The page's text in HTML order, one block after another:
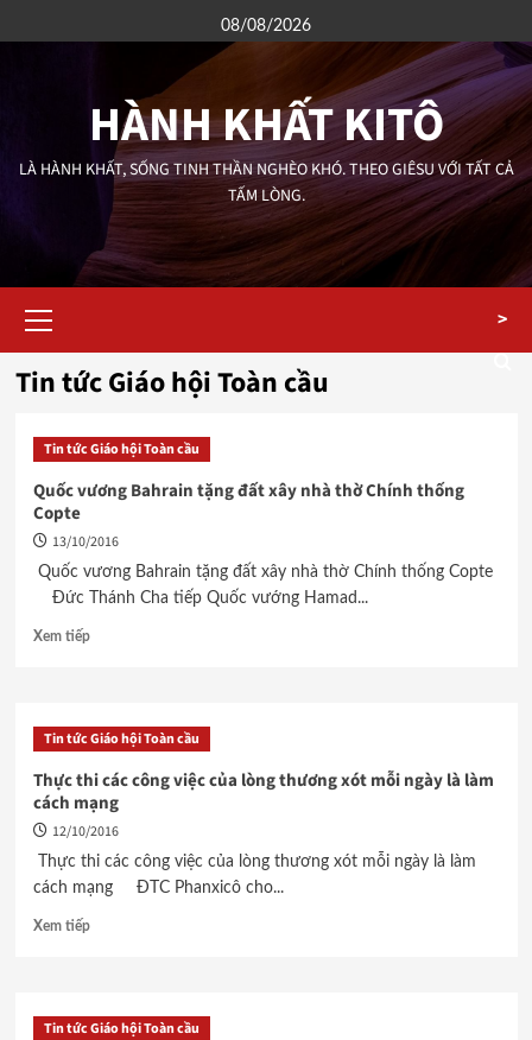
to
08/08/2026
HÀNH KHẤT KITÔ
LÀ HÀNH KHẤT, SỐNG TINH THẦN NGHÈO KHÓ. THEO GIÊSU VỚI TẤT CẢ
TẤM LÒNG.
Menu
>
Tin tức Giáo hội Toàn cầu
Tin tức Giáo hội Toàn cầu
Quốc vương Bahrain tặng đất xây nhà thờ Chính thống
Copte
13/10/2016
Quốc vương Bahrain tặng đất xây nhà thờ Chính thống Copte
Đức Thánh Cha tiếp Quốc vướng Hamad...
Xem tiếp
Tin tức Giáo hội Toàn cầu
Thực thi các công việc của lòng thương xót mỗi ngày là làm
cách mạng
12/10/2016
Thực thi các công việc của lòng thương xót mỗi ngày là làm
cách mạng ĐTC Phanxicô cho...
Xem tiếp
Tin tức Giáo hội Toàn cầu